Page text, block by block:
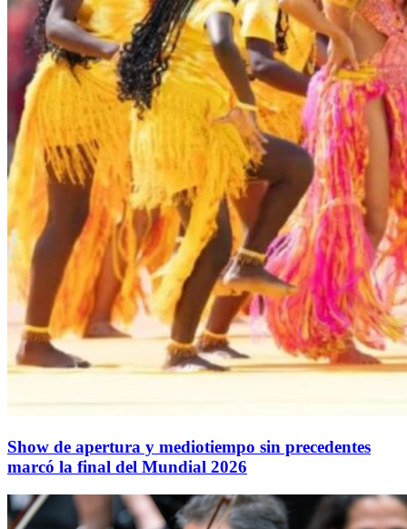
Show de apertura y mediotiempo sin precedentes
marcó la final del Mundial 2026